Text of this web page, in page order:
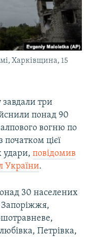
Харківщина, 15
завдали три
понад 90
вогню по
початком цієї
удари, повідомив
України.
30 населених
Петрівка,